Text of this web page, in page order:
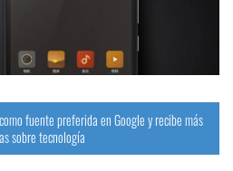
fuente preferida en Google y recibe más
sobre tecnología